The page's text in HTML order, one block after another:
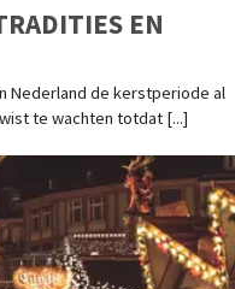
EN
Nederland de kerstperiode al
te wachten totdat [...]